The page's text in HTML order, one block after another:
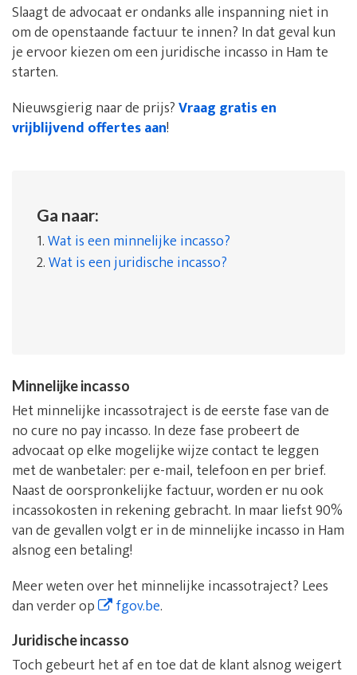
Slaagt de advocaat er ondanks alle inspanning niet in
om de openstaande factuur te innen? In dat geval kun
je ervoor kiezen om een juridische incasso in Ham te
starten.
Nieuwsgierig naar de prijs?Vraag gratis en
vrijblijvend offertes aan!
Ga naar:
1.Wat is een minnelijke incasso?
2.Wat is een juridische incasso?
Minnelijke incasso
Het minnelijke incassotraject is de eerste fase van de
no cure no pay incasso. In deze fase probeert de
advocaat op elke mogelijke wijze contact te leggen
met de wanbetaler: per e-mail, telefoon en per brief.
Naast de oorspronkelijke factuur, worden er nu ook
incassokosten in rekening gebracht. In maar liefst 90%
van de gevallen volgt er in de minnelijke incasso in Ham
alsnog een betaling!
Meer weten over het minnelijke incassotraject? Lees
dan verder op
fgov.be.
Juridische incasso
Toch gebeurt het af en toe dat de klant alsnog weigert